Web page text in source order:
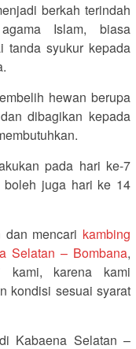
berkah terindah
Islam, biasa
tanda syukur kepada
hewan berupa
dibagikan kepada
pada hari ke-7
boleh juga hari ke 14
mencari kambing
Selatan – Bombana,
kami, karena kami
kondisi sesuai syarat
Kabaena Selatan –